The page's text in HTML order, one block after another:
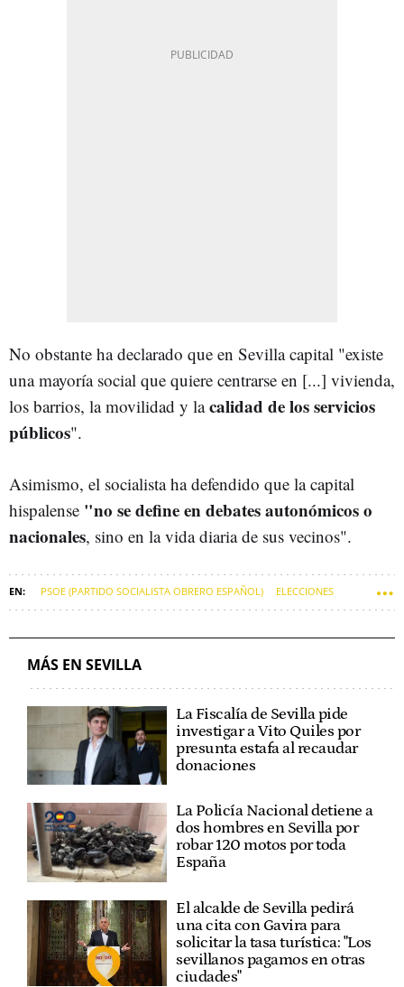
No obstante ha declarado que en Sevilla capital "existe
una mayoría social que quiere centrarse en [...] vivienda,
los barrios, la movilidad y lacalidad de los servicios
públicos".
Asimismo, el socialista ha defendido que la capital
hispalense "no se define en debates autonómicos o
nacionales, sino en la vida diaria de sus vecinos".
PSOE (PARTIDO SOCIALISTA OBRERO ESPAÑOL) ELECCIONES
ELECCIONES AUTONÓMICAS
MÁS EN SEVILLA
La Fiscalía de Sevilla pide
investigar a Vito Quiles por
presunta estafa al recaudar
donaciones
La Policía Nacional detiene a
dos hombres en Sevilla por
robar 120 motos por toda
España
El alcalde de Sevilla pedirá
una cita con Gavira para
solicitar la tasa turística: "Los
sevillanos pagamos en otras
ciudades"